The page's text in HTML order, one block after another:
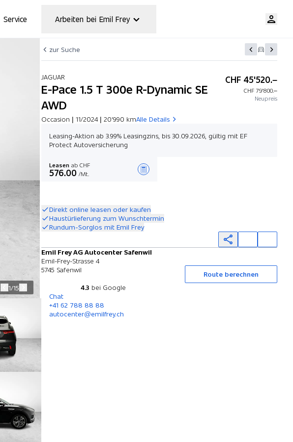
Service Arbeiten bei Emil Frey
zur Suche
JAGUAR
E-Pace 1.5 T 300e R-Dynamic SE
AWD
Occasion | 11/2024 | 20'990 kmAlle Details
CHF 45'520.–
CHF 79'800.–
Neupreis
Leasing-Aktion ab 3.99% Leasingzins, bis 30.09.2026, gültig mit EF
Protect Autoversicherung
Leasen ab CHF
576.00 /Mt.
Direkt online leasen oder kaufen
Haustürlieferung zum Wunschtermin
Rundum-Sorglos mit Emil Frey
Emil Frey AG Autocenter Safenwil
Emil-Frey-Strasse 4
5745 Safenwil
Route berechnen
4.3 bei Google
Chat
+41 62 788 88 88
autocenter@emilfrey.ch
1/15